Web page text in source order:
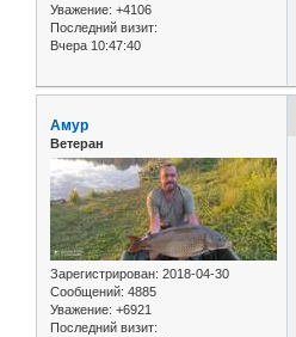
Уважение: +4106
Последний визит:
Вчера 10:47:40
Амур
Ветеран
Зарегистрирован: 2018-04-30
Сообщений: 4885
Уважение: +6921
Последний визит: